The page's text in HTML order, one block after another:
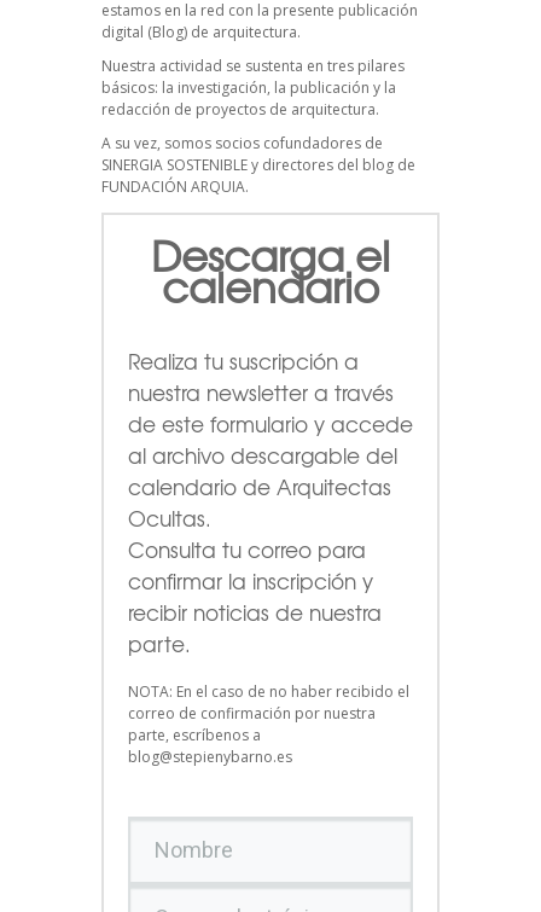
estamos en la red con la presente publicación
digital (Blog) de arquitectura.
Nuestra actividad se sustenta en tres pilares
básicos: la investigación, la publicación y la
redacción de proyectos de arquitectura.
A su vez, somos socios cofundadores de
SINERGIA SOSTENIBLEy directores del blog de
FUNDACIÓN ARQUIA.
Descarga el
calendario
Realiza tu suscripción a
nuestra newsletter a través
de este formulario y accede
al archivo descargable del
calendario de Arquitectas
Ocultas.
Consulta tu correo para
confirmar la inscripción y
recibir noticias de nuestra
parte.
NOTA: En el caso de no haber recibido el
correo de confirmación por nuestra
parte, escríbenos a
blog@stepienybarno.es